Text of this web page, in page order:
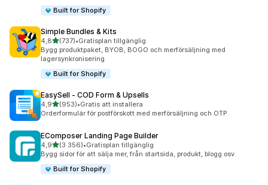
Built for Shopify
Simple Bundles & Kits
4,8av 5 stjärnor
(737)
737 recensioner totalt
•Gratisplan tillgänglig
Bygg produktpaket, BYOB, BOGO och merförsäljning med
lagersynkronisering
Built for Shopify
EasySell ‑ COD Form & Upsells
4,9av 5 stjärnor
(953)
953 recensioner totalt
•Gratis att installera
Orderformulär för postförskott med merförsäljning och OTP
EComposer Landing Page Builder
4,9av 5 stjärnor
(3 356)
3356 recensioner totalt
•Gratisplan tillgänglig
Bygg sidor för att sälja mer, från startsida, produkt, blogg osv.
Built for Shopify